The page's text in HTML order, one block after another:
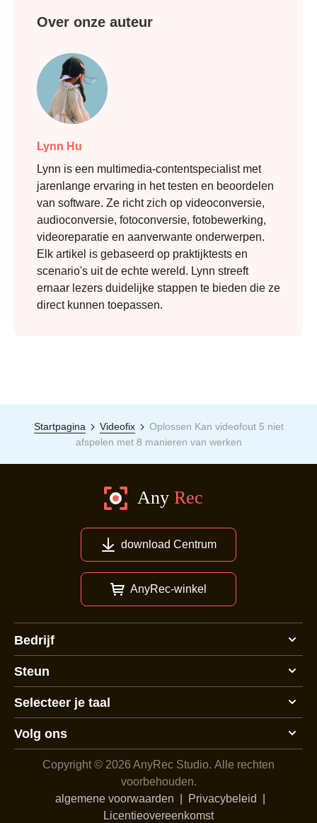
Over onze auteur
Lynn Hu
Lynn is een multimedia-contentspecialist met
jarenlange ervaring in het testen en beoordelen
van software. Ze richt zich op videoconversie,
audioconversie, fotoconversie, fotobewerking,
videoreparatie en aanverwante onderwerpen.
Elk artikel is gebaseerd op praktijktests en
scenario's uit de echte wereld. Lynn streeft
ernaar lezers duidelijke stappen te bieden die ze
direct kunnen toepassen.
Startpagina Videofix
Oplossen Kan videofout 5 niet
afspelen met 8 manieren van werken
download Centrum
AnyRec-winkel
Bedrijf
Steun
Selecteer je taal
Volg ons
Copyright © 2026 AnyRec Studio. Alle rechten
voorbehouden.
algemene voorwaarden
Privacybeleid
Licentieovereenkomst